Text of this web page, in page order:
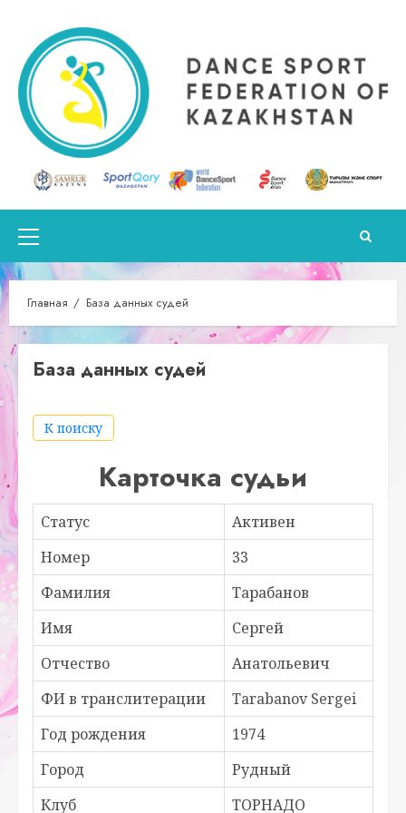
содержимому
Основное
меню
Главная База данных судей
База данных судей
К поиску
Карточка судьи
Статус
Активен
Номер
33
Фамилия
Тарабанов
Имя
Сергей
Отчество
Анатольевич
ФИ в транслитерации
Tarabanov Sergei
Год рождения
1974
Город
Рудный
Клуб
ТОРНАДО